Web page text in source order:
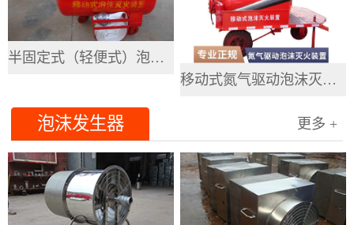
半固定式（轻便式）泡沫灭火装置
移动式氮气驱动泡沫灭火装置
泡沫发生器 更多 +